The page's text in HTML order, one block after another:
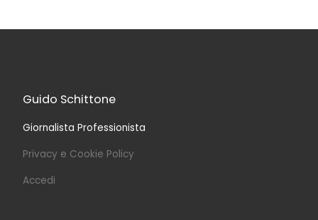
Guido Schittone
Giornalista Professionista
Privacy e Cookie Policy
Accedi